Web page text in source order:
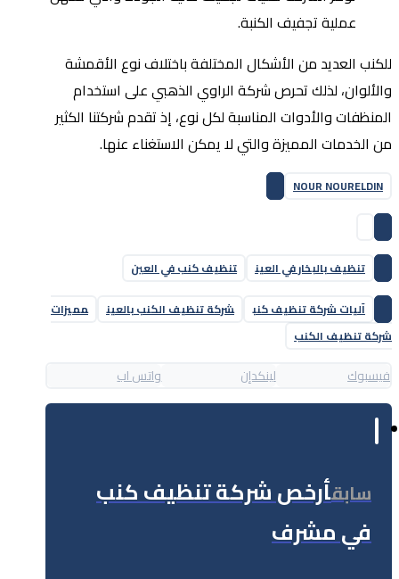
عملية تجفيف الكنبة.
للكنب العديد من الأشكال المختلفة باختلاف نوع الأقمشة
والألوان، لذلك تحرص شركة الراوي الذهبي على استخدام
المنظفات والأدوات المناسبة لكل نوع، إذ تقدم شركتنا الكثير
من الخدمات المميزة والتي لا يمكن الاستغناء عنها.
NOUR NOURELDIN
تنظيف بالبخار في العين
تنظيف كنب في العين
آليات شركة تنظيف كنب
شركة تنظيف الكنب بالعين
مميزات
شركة تنظيف الكنب
فيسبوك لينكدإن واتس اب
سابقأرخص شركة تنظيف كنب
في مشرف